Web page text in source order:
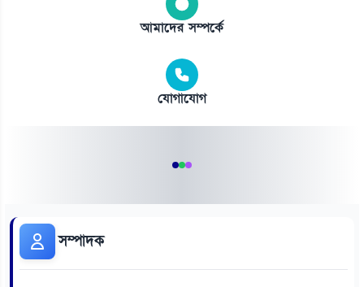
আমাদের সম্পর্কে
যোগাযোগ
সম্পাদক